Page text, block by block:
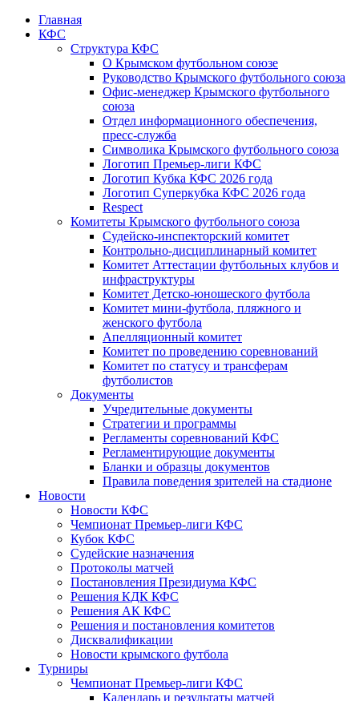
Главная
КФС
Структура КФС
О Крымском футбольном союзе
Руководство Крымского футбольного союза
Офис-менеджер Крымского футбольного
союза
Отдел информационного обеспечения,
пресс-служба
Символика Крымского футбольного союза
Логотип Премьер-лиги КФС
Логотип Кубка КФС 2026 года
Логотип Суперкубка КФС 2026 года
Respect
Комитеты Крымского футбольного союза
Судейско-инспекторский комитет
Контрольно-дисциплинарный комитет
Комитет Аттестации футбольных клубов и
инфраструктуры
Комитет Детско-юношеского футбола
Комитет мини-футбола, пляжного и
женского футбола
Апелляционный комитет
Комитет по проведению соревнований
Комитет по статусу и трансферам
футболистов
Документы
Учредительные документы
Стратегии и программы
Регламенты соревнований КФС
Регламентирующие документы
Бланки и образцы документов
Правила поведения зрителей на стадионе
Новости
Новости КФС
Чемпионат Премьер-лиги КФС
Кубок КФС
Судейские назначения
Протоколы матчей
Постановления Президиума КФС
Решения КДК КФС
Решения АК КФС
Решения и постановления комитетов
Дисквалификации
Новости крымского футбола
Турниры
Чемпионат Премьер-лиги КФС
Календарь и результаты матчей